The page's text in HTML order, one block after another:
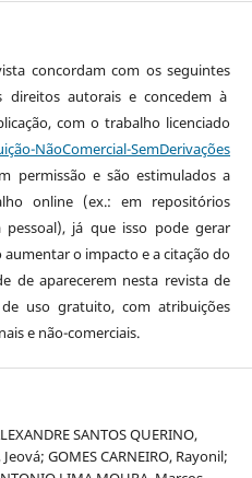
concordam com os seguintes
autorais e concedem à
com o trabalho licenciado
NãoComercial-SemDerivações
permissão e são estimulados a
online (ex.: em repositórios
já que isso pode gerar
o impacto e a citação do
de aparecerem nesta revista de
uso gratuito, com atribuições
e não-comerciais.
SANTOS QUERINO,
GOMES CARNEIRO, Rayonil;